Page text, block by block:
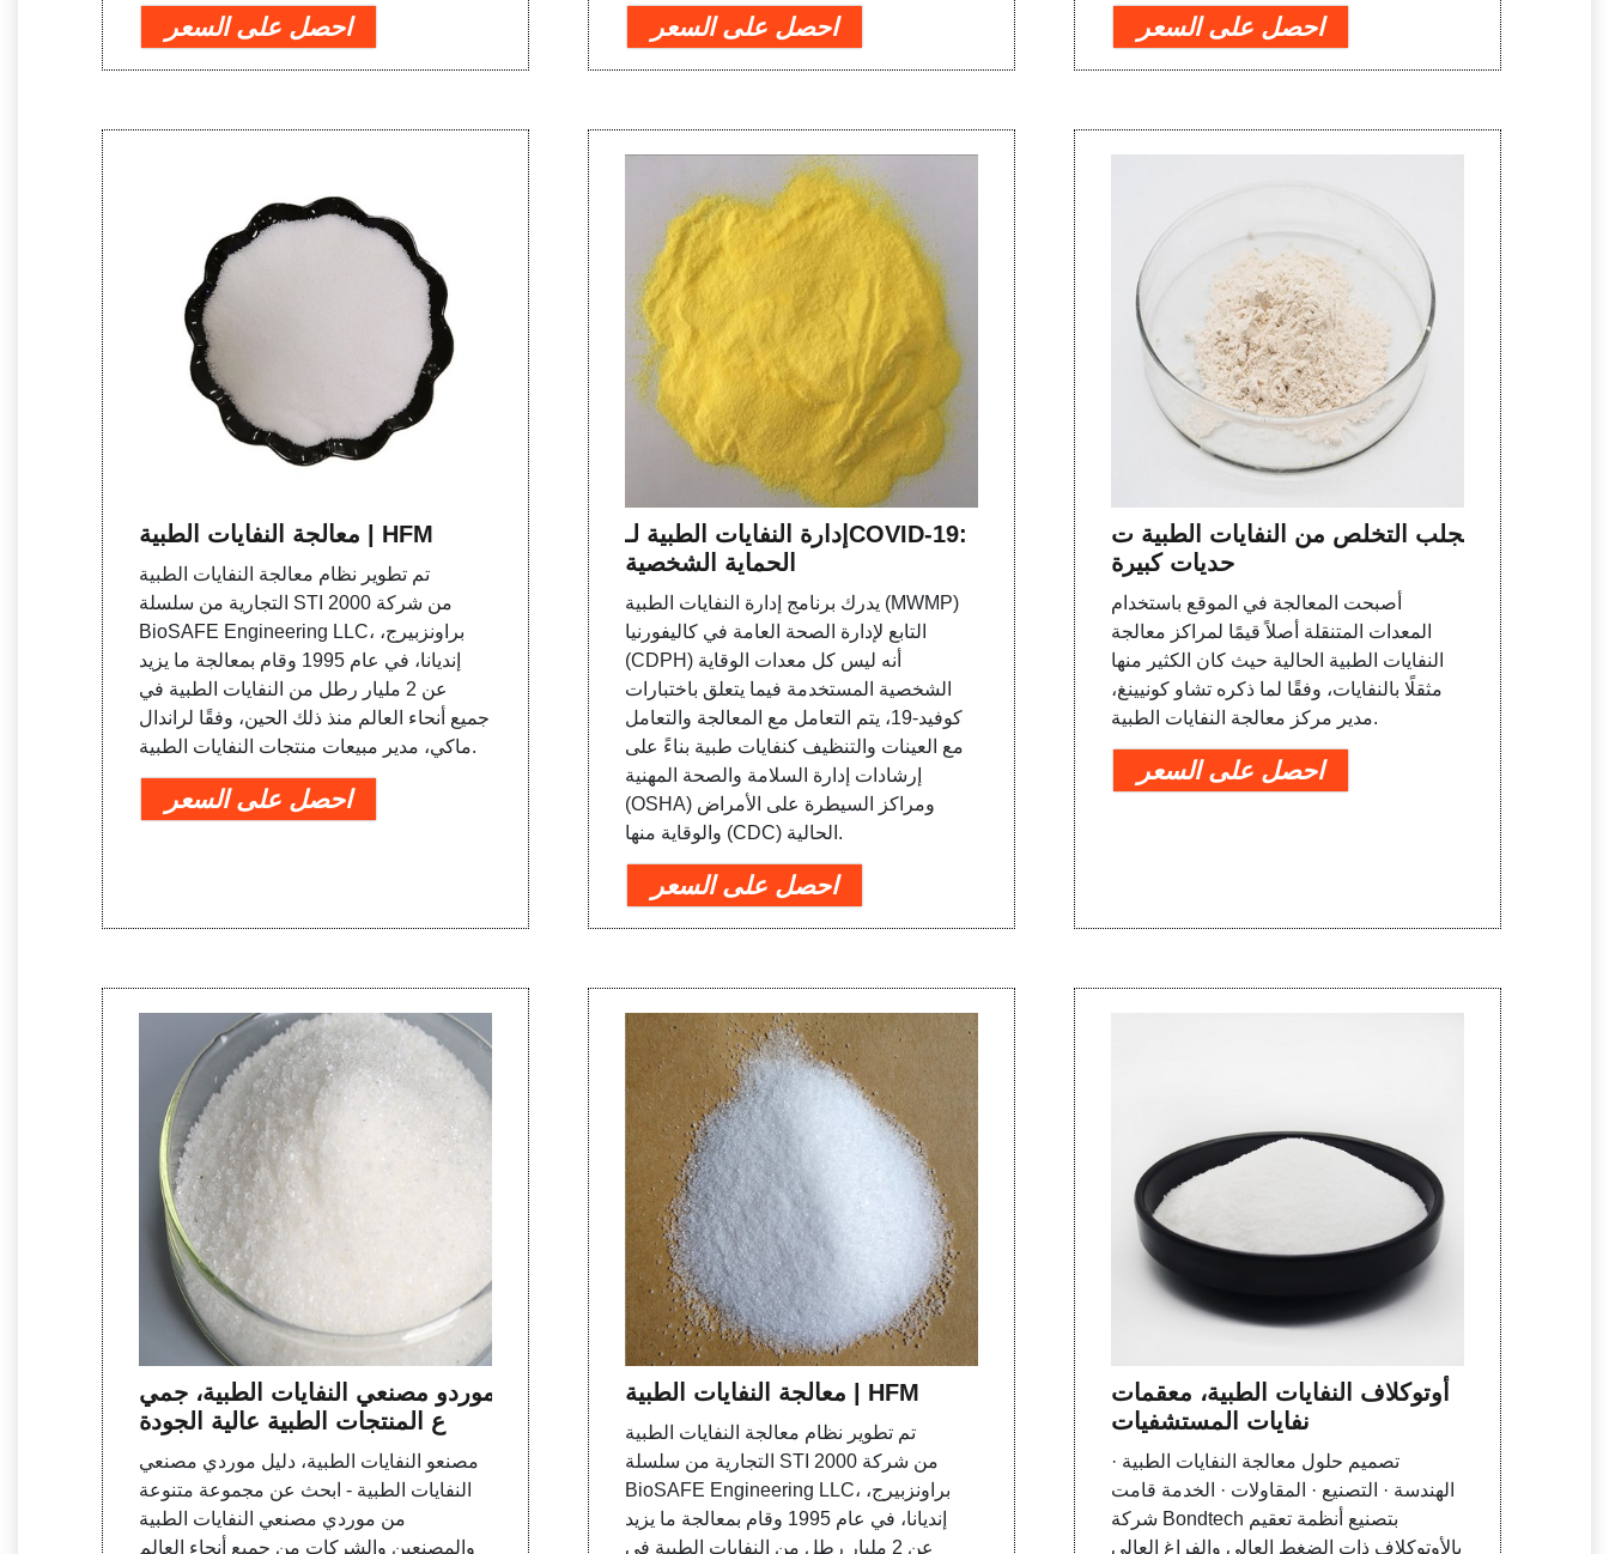
احصل على السعر احصل على السعر احصل على السعر
معالجة النفايات الطبية | HFM
تم تطوير نظام معالجة النفايات الطبية
التجارية من سلسلة STI 2000 من شركة
BioSAFE Engineering LLC، براونزبيرج،
إنديانا، في عام 1995 وقام بمعالجة ما يزيد
عن 2 مليار رطل من النفايات الطبية في
جميع أنحاء العالم منذ ذلك الحين، وفقًا لراندال
ماكي، مدير مبيعات منتجات النفايات الطبية.
احصل على السعر
إدارة النفايات الطبية لـCOVID-19:
الحماية الشخصية
يدرك برنامج إدارة النفايات الطبية (MWMP)
التابع لإدارة الصحة العامة في كاليفورنيا
(CDPH) أنه ليس كل معدات الوقاية
الشخصية المستخدمة فيما يتعلق باختبارات
كوفيد-19، يتم التعامل مع المعالجة والتعامل
مع العينات والتنظيف كنفايات طبية بناءً على
إرشادات إدارة السلامة والصحة المهنية
(OSHA) ومراكز السيطرة على الأمراض
والوقاية منها (CDC) الحالية.
احصل على السعر
يجلب التخلص من النفايات الطبية ت
حديات كبيرة
أصبحت المعالجة في الموقع باستخدام
المعدات المتنقلة أصلاً قيمًا لمراكز معالجة
النفايات الطبية الحالية حيث كان الكثير منها
مثقلًا بالنفايات، وفقًا لما ذكره تشاو كونيينغ،
مدير مركز معالجة النفايات الطبية.
احصل على السعر
موردو مصنعي النفايات الطبية، جمي
ع المنتجات الطبية عالية الجودة
مصنعو النفايات الطبية، دليل موردي مصنعي
النفايات الطبية - ابحث عن مجموعة متنوعة
من موردي مصنعي النفايات الطبية
والمصنعين والشركات من جميع أنحاء العالم
معالجة النفايات الطبية | HFM
تم تطوير نظام معالجة النفايات الطبية
التجارية من سلسلة STI 2000 من شركة
BioSAFE Engineering LLC، براونزبيرج،
إنديانا، في عام 1995 وقام بمعالجة ما يزيد
عن 2 مليار رطل من النفايات الطبية في
أوتوكلاف النفايات الطبية، معقمات
نفايات المستشفيات
تصميم حلول معالجة النفايات الطبية ·
الهندسة · التصنيع · المقاولات · الخدمة قامت
شركة Bondtech بتصنيع أنظمة تعقيم
بالأوتوكلاف ذات الضغط العالي والفراغ العالي